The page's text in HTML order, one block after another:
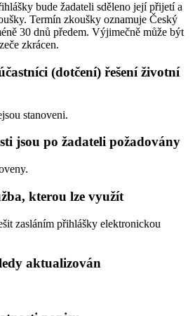
bude žadateli sděleno její přijetí a
Termín zkoušky oznamuje Český
30 dnů předem. Výjimečně může být
zkrácen.
(dotčení) řešení životní
stanoveni.
jsou po žadateli požadovány
kterou lze využít
zasláním přihlášky elektronickou
aktualizován